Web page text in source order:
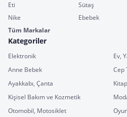
Eti
Sütaş
Nike
Ebebek
Tüm Markalar
Kategoriler
Elektronik
Ev,
Anne Bebek
Cep
Ayakkabı, Çanta
Kişisel Bakım ve Kozmetik
Otomobil, Motosiklet